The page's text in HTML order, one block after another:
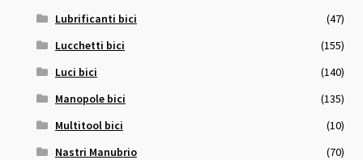
Lubrificanti bici
(47)
Lucchetti bici
(155)
Luci bici
(140)
Manopole bici
(135)
Multitool bici
(10)
Nastri Manubrio
(70)